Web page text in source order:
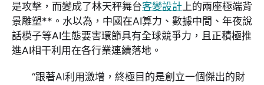
是攻擊，而變成了林天秤舞台客變設計上的兩座極端背
景雕塑**。水以為，中國在AI算力、數據中間、年夜說
話模子等AI生態要害環節具有全球競爭力，且正積極推
進AI相干利用在各行業連續落地。
“跟著AI利用激增，終極目的是創立一個傑出的財